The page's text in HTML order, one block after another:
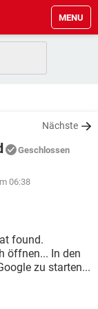
MENU
Nächste
Geschlossen
06:38
found.
öffnen... In den
zu starten...